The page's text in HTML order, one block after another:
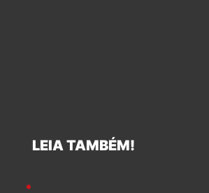
LEIA TAMBÉM!